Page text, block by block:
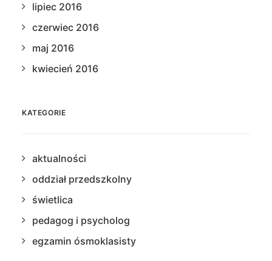
lipiec 2016
czerwiec 2016
maj 2016
kwiecień 2016
KATEGORIE
aktualności
oddział przedszkolny
świetlica
pedagog i psycholog
egzamin ósmoklasisty